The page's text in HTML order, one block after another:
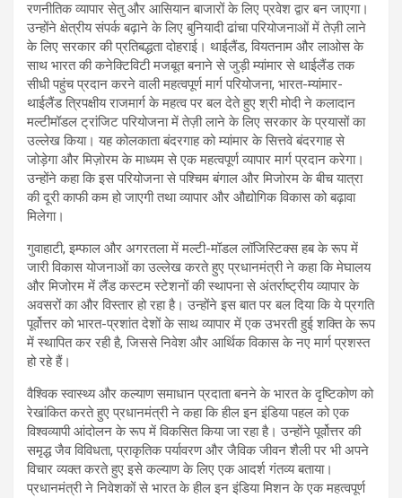
रणनीतिक व्यापार सेतु और आसियान बाजारों के लिए प्रवेश द्वार बन जाएगा।
उन्होंने क्षेत्रीय संपर्क बढ़ाने के लिए बुनियादी ढांचा परियोजनाओं में तेज़ी लाने
के लिए सरकार की प्रतिबद्धता दोहराई। थाईलैंड, वियतनाम और लाओस के
साथ भारत की कनेक्टिविटी मजबूत बनाने से जुड़ी म्यांमार से थाईलैंड तक
सीधी पहुंच प्रदान करने वाली महत्वपूर्ण मार्ग परियोजना, भारत-म्यांमार-
थाईलैंड त्रिपक्षीय राजमार्ग के महत्व पर बल देते हुए श्री मोदी ने कलादान
मल्टीमॉडल ट्रांजिट परियोजना में तेज़ी लाने के लिए सरकार के प्रयासों का
उल्लेख किया। यह कोलकाता बंदरगाह को म्यांमार के सित्तवे बंदरगाह से
जोड़ेगा और मिज़ोरम के माध्यम से एक महत्वपूर्ण व्यापार मार्ग प्रदान करेगा।
उन्होंने कहा कि इस परियोजना से पश्चिम बंगाल और मिजोरम के बीच यात्रा
की दूरी काफी कम हो जाएगी तथा व्यापार और औद्योगिक विकास को बढ़ावा
मिलेगा।
गुवाहाटी, इम्फाल और अगरतला में मल्टी-मॉडल लॉजिस्टिक्स हब के रूप में
जारी विकास योजनाओं का उल्लेख करते हुए प्रधानमंत्री ने कहा कि मेघालय
और मिजोरम में लैंड कस्टम स्टेशनों की स्थापना से अंतर्राष्ट्रीय व्यापार के
अवसरों का और विस्तार हो रहा है। उन्होंने इस बात पर बल दिया कि ये प्रगति
पूर्वोत्तर को भारत-प्रशांत देशों के साथ व्यापार में एक उभरती हुई शक्ति के रूप
में स्थापित कर रही है, जिससे निवेश और आर्थिक विकास के नए मार्ग प्रशस्त
हो रहे हैं।
वैश्विक स्वास्थ्य और कल्याण समाधान प्रदाता बनने के भारत के दृष्टिकोण को
रेखांकित करते हुए प्रधानमंत्री ने कहा कि हील इन इंडिया पहल को एक
विश्वव्यापी आंदोलन के रूप में विकसित किया जा रहा है। उन्होंने पूर्वोत्तर की
समृद्ध जैव विविधता, प्राकृतिक पर्यावरण और जैविक जीवन शैली पर भी अपने
विचार व्यक्त करते हुए इसे कल्याण के लिए एक आदर्श गंतव्य बताया।
प्रधानमंत्री ने निवेशकों से भारत के हील इन इंडिया मिशन के एक महत्वपूर्ण